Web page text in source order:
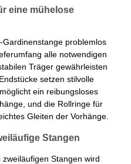
eine mühelose
problemlos
alle notwendigen
Träger gewährleisten
setzen stilvolle
ein reibungsloses
und die Rollringe für
Gleiten der Vorhänge.
Stangen
Stangen wird